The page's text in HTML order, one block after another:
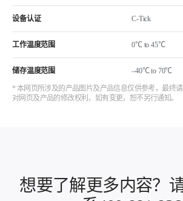
设备认证 C-Tick
工作温度范围 0℃ to 45℃
储存温度范围 –40℃ to 70℃
* 本网页所涉及的产品图片及产品信息仅供参考，最终
对网页及产品的修改权利，如有变更，恕不另行通知。
想要了解更多内容？